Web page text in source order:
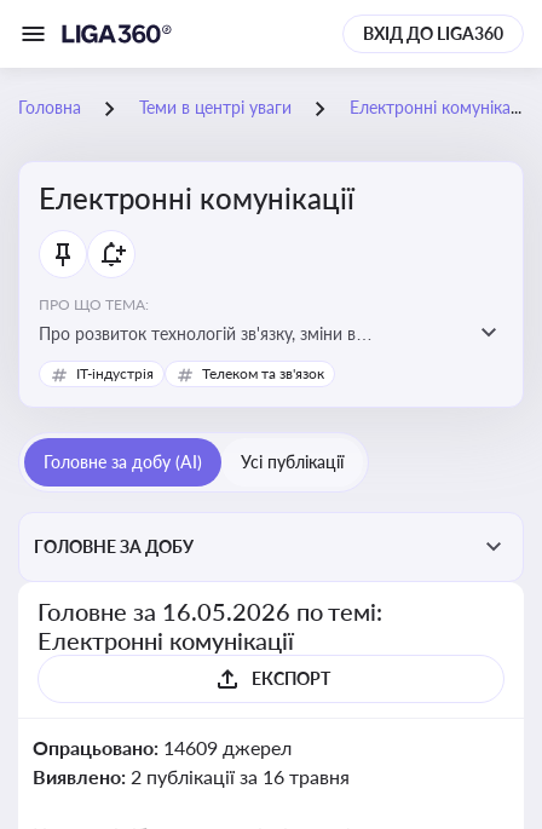
ВХІД ДО LIGA360
Головна Теми в центрі уваги Електронні комунікації
Електронні комунікації
ПРО ЩО ТЕМА:
Про розвиток технологій зв'язку, зміни в
законодавстві, регулювання ринку телекомунікацій,
інновації в сфері мобільних та інтернет-послуг
IT-індустрія Телеком та зв'язок
Головне за добу (AI) Усі публікації
ГОЛОВНЕ ЗА ДОБУ
Головне за 16.05.2026 по темі:
Електронні комунікації
ЕКСПОРТ
Опрацьовано: 14609 джерел
Виявлено: 2 публікації за 16 травня